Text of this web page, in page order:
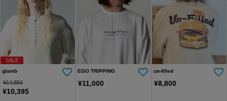
SALE
glamb
¥14,850
¥10,395
EGO TRIPPING
¥11,000
un-filled
¥8,800